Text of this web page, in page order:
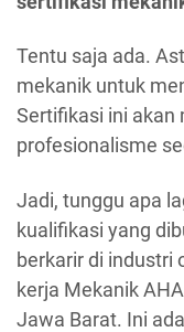
Tentu saja ada.
mekanik untuk
Sertifikasi ini akan
profesionalisme
Jadi, tunggu apa
kualifikasi yang
berkarir di industri
kerja Mekanik
Jawa Barat. Ini